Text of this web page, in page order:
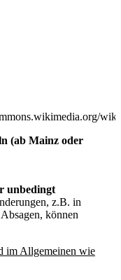
(ab Mainz oder
unbedingt
z.B. in
können
im Allgemeinen wie